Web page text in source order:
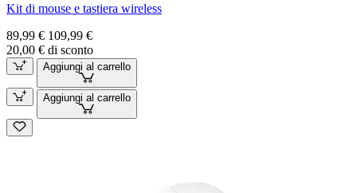
Kit di mouse e tastiera wireless
89,99 € 109,99 €
20,00 € di sconto
Aggiungi al carrello
Aggiungi al carrello